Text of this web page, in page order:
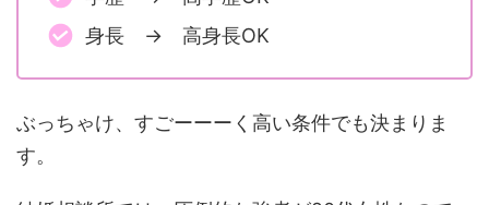
身長 → 高身長OK
ぶっちゃけ、すごーーーく高い条件でも決まりま
す。